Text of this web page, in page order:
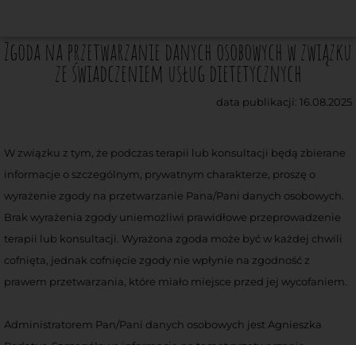
Zgoda na przetwarzanie danych osobowych w związku
ze świadczeniem usług dietetycznych
data publikacji: 16.08.2025
W związku z tym, że podczas terapii lub konsultacji będą zbierane
informacje o szczególnym, prywatnym charakterze, proszę o
wyrażenie zgody na przetwarzanie Pana/Pani danych osobowych.
Brak wyrażenia zgody uniemożliwi prawidłowe przeprowadzenie
terapii lub konsultacji. Wyrażona zgoda może być w każdej chwili
cofnięta, jednak cofnięcie zgody nie wpłynie na zgodność z
prawem przetwarzania, które miało miejsce przed jej wycofaniem.
Administratorem Pan/Pani danych osobowych jest Agnieszka